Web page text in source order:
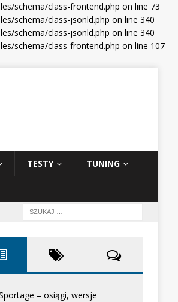
schema/class-frontend.php on line 73
schema/class-jsonld.php on line 340
schema/class-jsonld.php on line 340
schema/class-frontend.php on line 107
TESTY TUNING
– osiągi, wersje